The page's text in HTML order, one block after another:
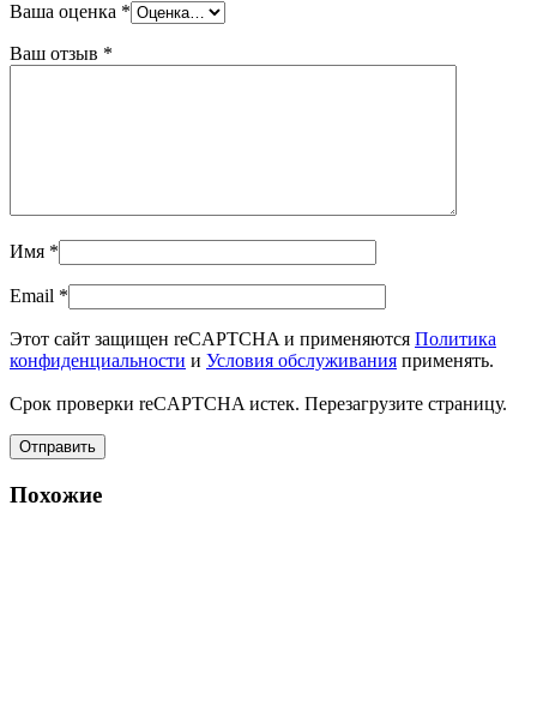
Ваша оценка *
Ваш отзыв *
Имя *
Email *
Этот сайт защищен reCAPTCHA и применяются Политика
конфиденциальности и Условия обслуживания применять.
Срок проверки reCAPTCHA истек. Перезагрузите страницу.
Похожие